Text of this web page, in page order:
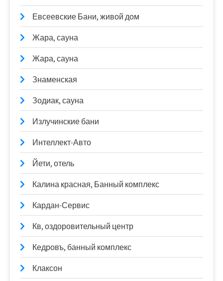
Евсеевские Бани, живой дом
Жара, сауна
Жара, сауна
Знаменская
Зодиак, сауна
Излучинские бани
Интеллект-Авто
Йети, отель
Калина красная, Банный комплекс
Кардан-Сервис
Кв, оздоровительный центр
Кедровъ, банный комплекс
Клаксон